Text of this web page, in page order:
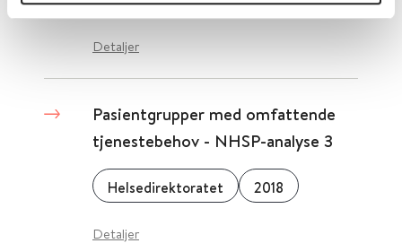
Detaljer
Pasientgrupper med omfattende
tjenestebehov - NHSP-analyse 3
Helsedirektoratet 2018
Detaljer